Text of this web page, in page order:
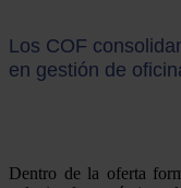
Los COF
en gestión de
Dentro de la oferta